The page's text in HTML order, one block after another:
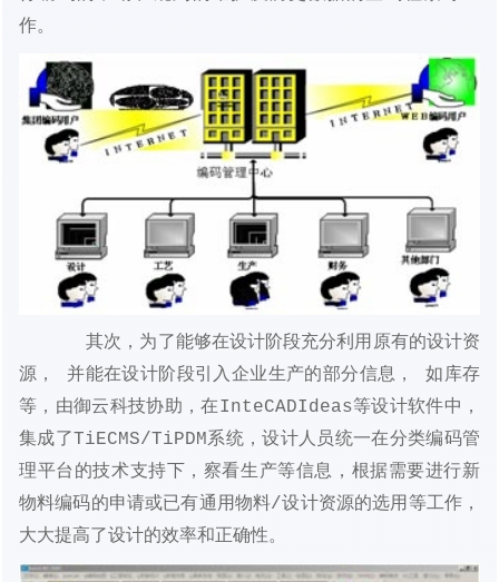
作。
其次，为了能够在设计阶段充分利用原有的设计资
源， 并能在设计阶段引入企业生产的部分信息， 如库存
等，由御云科技协助，在InteCADIdeas等设计软件中，
集成了TiECMS/TiPDM系统，设计人员统一在分类编码管
理平台的技术支持下，察看生产等信息，根据需要进行新
物料编码的申请或已有通用物料/设计资源的选用等工作，
大大提高了设计的效率和正确性。